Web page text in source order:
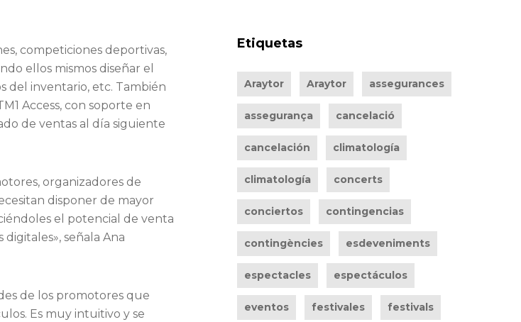
competiciones deportivas,
ellos mismos diseñar el
del inventario, etc. También
Access, con soporte en
de ventas al día siguiente
organizadores de
disponer de mayor
el potencial de venta
señala Ana
de los promotores que
Es muy intuitivo y se
Etiquetas
Araytor Araytor assegurances
assegurança cancelació
cancelación climatología
climatología concerts
conciertos contingencias
contingències esdeveniments
espectacles espectáculos
eventos festivales festivals